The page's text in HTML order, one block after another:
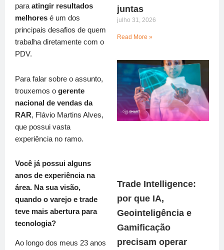
paraatingir resultados
melhores é um dos
principais desafios de quem
trabalha diretamente com o
PDV.
Para falar sobre o assunto,
trouxemos o gerente
nacional de vendas da
RAR, Flávio Martins Alves,
que possui vasta
experiência no ramo.
Você já possui alguns
anos de experiência na
área. Na sua visão,
quando o varejo e trade
teve mais abertura para
tecnologia?
Ao longo dos meus 23 anos
juntas
julho 31, 2026
Read More »
Trade Intelligence:
por que IA,
Geointeligência e
Gamificação
precisam operar